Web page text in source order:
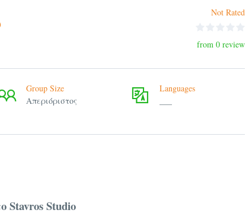
Not Rated
from 0 review
Group Size
Απεριόριστος
Languages
Stavros Studio